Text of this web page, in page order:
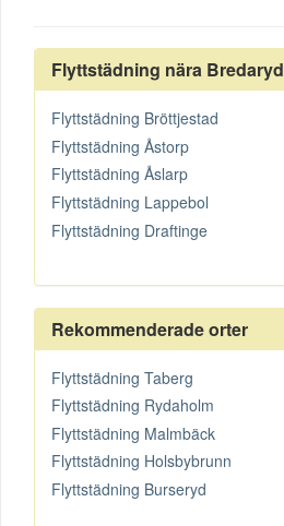
Flyttstädning nära Bredaryd
Flyttstädning Bröttjestad
Flyttstädning Åstorp
Flyttstädning Åslarp
Flyttstädning Lappebol
Flyttstädning Draftinge
Rekommenderade orter
Flyttstädning Taberg
Flyttstädning Rydaholm
Flyttstädning Malmbäck
Flyttstädning Holsbybrunn
Flyttstädning Burseryd